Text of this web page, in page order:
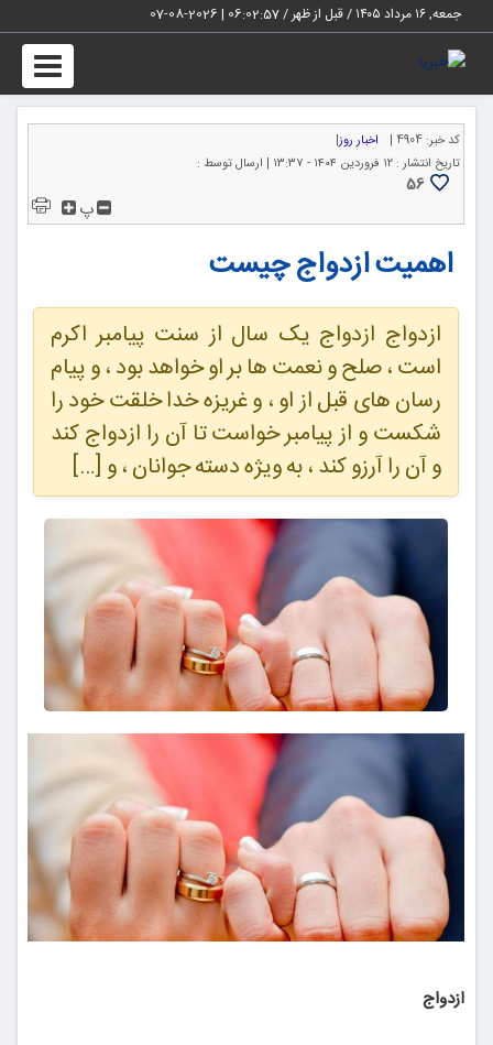
جمعه, ۱۶ مرداد ۱۴۰۵ / قبل از ظهر / 06:02:58
|
2026-08-07
کد خبر: 4904 | اخبار روز|
تاریخ انتشار : ۱۲ فروردین ۱۴۰۴ - ۱۳:۳۷ | ارسال توسط :
56
پ
اهمیت ازدواج چیست
ازدواج ازدواج یک سال از سنت پیامبر اکرم
است ، صلح و نعمت ها بر او خواهد بود ، و پیام
رسان های قبل از او ، و غریزه خدا خلقت خود را
شکست و از پیامبر خواست تا آن را ازدواج کند
و آن را آرزو کند ، به ویژه دسته جوانان ، و […]
ازدواج